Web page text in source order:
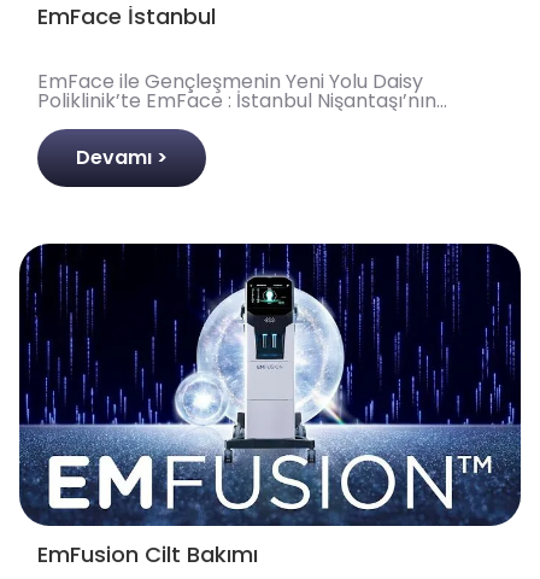
EmFace İstanbul
EmFace ile Gençleşmenin Yeni Yolu Daisy
Poliklinik’te EmFace : İstanbul Nişantaşı’nın
kalbinde 20 yılı aşkın süredir estetik ve sağlık
alanında hizme..
Devamı >
EmFusion Cilt Bakımı